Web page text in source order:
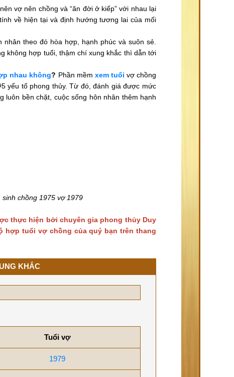
vợ nên chồng và “ăn đời ở kiếp” với nhau lại
về hiện tại và định hướng tương lai của mối
theo đó hòa hợp, hạnh phúc và suôn sẻ.
không hợp tuổi, thậm chí xung khắc thì dẫn tới
nhau không? Phần mềm xem tuổi vợ chồng
yếu tố phong thủy. Từ đó, đánh giá được mức
luôn bền chặt, cuộc sống hôn nhân thêm hạnh
chồng 1975 vợ 1979
thực hiện bởi chuyên gia phong thủy Duy
hợp tuổi vợ chồng của quý bạn trên thang
KHẮC
Tuổi vợ
1979